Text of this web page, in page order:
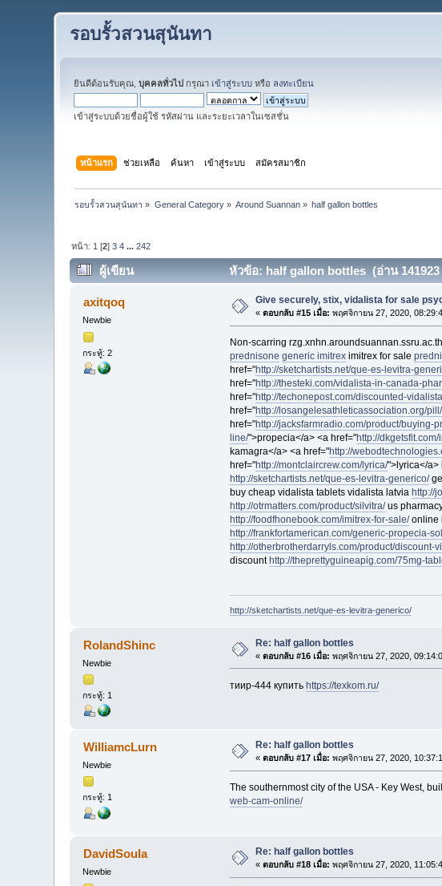
รอบรั้วสวนสุนันทา
ยินดีต้อนรับคุณ,บุคคลทั่วไป กรุณา เข้าสู่ระบบ หรือ ลงทะเบียน
เข้าสู่ระบบด้วยชื่อผู้ใช้ รหัสผ่าน และระยะเวลาในเซสชั่น
หน้าแรก ช่วยเหลือ ค้นหา เข้าสู่ระบบ สมัครสมาชิก
รอบรั้วสวนสุนันทา » General Category» Around Suannan » half gallon bottles
หน้า: 1 [2]3 4 ...242
ผู้เขียน หัวข้อ: half gallon bottles (อ่าน 141923
axitqoq
Newbie
กระทู้: 2
Give securely, stix, vidalista for sale
«ตอบกลับ #15 เมื่อ: พฤศจิกายน 27, 2020,
Non-scarring
prednisone generic imitreximitrex for sale
href="http://sketchartists.net/que-es-levitra-
href="http://thesteki.com/vidalista-in-canada-
href="http://techonepost.com/discounted-
href="http://losangelesathleticassociation.org/
href="http://jacksfarmradio.com/product/buying-
line/">propecia</a> <a href="http://
kamagra</a> <a href="http://
href="http://montclaircrew.com/lyrica/">lyrica</a>
http://sketchartists.net/que-es-levitra-generico/
buy cheap vidalista tablets vidalista latvia http://
http://otrmatters.com/product/silvitra/us
http://foodfhonebook.com/imitrex-for-sale/online
http://frankfortamerican.com/generic-propecia-
http://otherbrotherdarryls.com/product/discount-
discount http://theprettyguineapig.com/75mg-
http://sketchartists.net/que-es-levitra-generico/
RolandShinc
Newbie
กระทู้: 1
Re: half gallon bottles
«ตอบกลับ #16 เมื่อ: พฤศจิกายน 27, 2020,
тиир-444 купить https://texkom.ru/
WilliamcLurn
Newbie
กระทู้: 1
Re: half gallon bottles
«ตอบกลับ #17 เมื่อ: พฤศจิกายน 27, 2020,
The southernmost city of the USA - Key West,
web-cam-online/
DavidSoula
Newbie
Re: half gallon bottles
«ตอบกลับ #18 เมื่อ: พฤศจิกายน 27, 2020,